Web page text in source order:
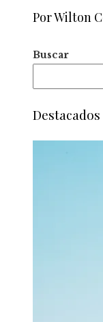
Por Wilton
Buscar
Destacados